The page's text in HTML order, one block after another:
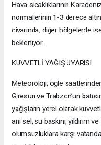
Hava sıcaklıklarının
normallerinin 1-3 derece
civarında, diğer bölgelerde
bekleniyor.
KUVVETLİ YAĞIŞ UYARISI
Meteoroloji, öğle
Giresun ve Trabzon’un
yağışların yerel olarak
ani sel, su baskını, yıldırım
olumsuzluklara karşı